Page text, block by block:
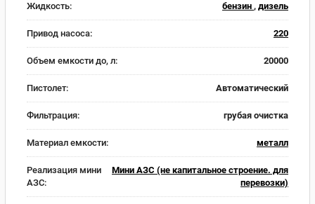
Жидкость:
бензин , дизель
Привод насоса: 220
Объем емкости до, л: 20000
Пистолет: Автоматический
Фильтрация: грубая очистка
Материал емкости: металл
Реализация мини
АЗС:
Мини АЗС (не капитальное строение. для
перевозки)